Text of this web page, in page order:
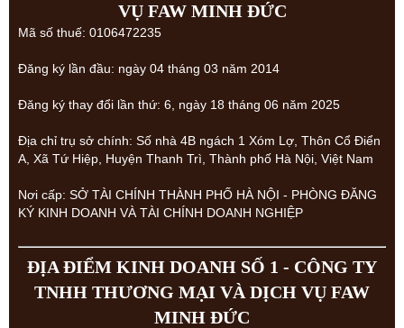
VỤ FAW MINH ĐỨC
Mã số thuế: 0106472235
Đăng ký lần đầu: ngày 04 tháng 03 năm 2014
Đăng ký thay đổi lần thứ: 6, ngày 18 tháng 06 năm 2025
Địa chỉ trụ sở chính: Số nhà 4B ngách 1 Xóm Lợ, Thôn Cổ Điển
A, Xã Tứ Hiệp, Huyện Thanh Trì, Thành phố Hà Nội, Việt Nam
Nơi cấp: SỞ TÀI CHÍNH THÀNH PHỐ HÀ NỘI - PHÒNG ĐĂNG
KÝ KINH DOANH VÀ TÀI CHÍNH DOANH NGHIỆP
ĐỊA ĐIỂM KINH DOANH SỐ 1 - CÔNG TY
TNHH THƯƠNG MẠI VÀ DỊCH VỤ FAW
MINH ĐỨC